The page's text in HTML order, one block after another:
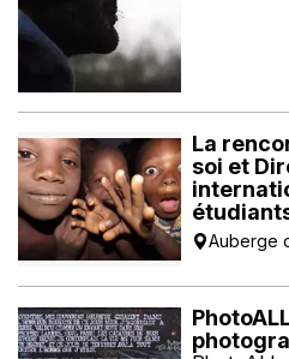
La
soi et
Auberge